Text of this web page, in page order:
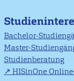
Bachelor-
Master-
Studienberatung
HISinOne